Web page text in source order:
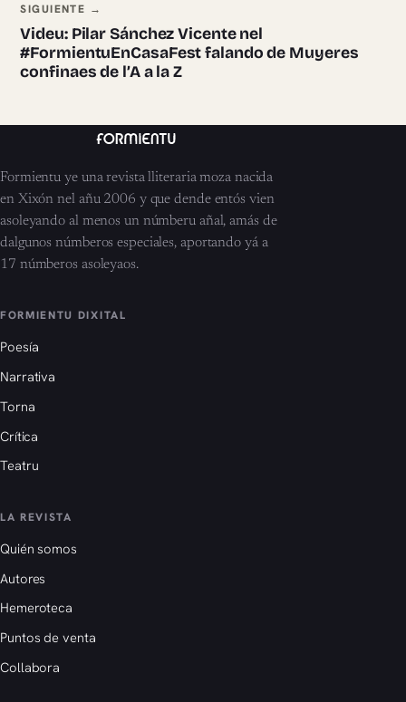
SIGUIENTE →
Videu: Pilar Sánchez Vicente nel
#FormientuEnCasaFest falando de Muyeres
confinaes de l’A a la Z
Formientu ye una revista lliteraria moza nacida
en Xixón nel añu 2006 y que dende entós vien
asoleyando al menos un númberu añal, amás de
dalgunos númberos especiales, aportando yá a
17 númberos asoleyaos.
FORMIENTU DIXITAL
Poesía
Narrativa
Torna
Crítica
Teatru
LA REVISTA
Quién somos
Autores
Hemeroteca
Puntos de venta
Collabora